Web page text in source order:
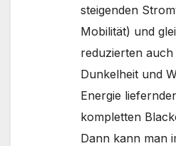
steigenden
Mobilität) und
reduzierten
Dunkelheit und
Energie
kompletten
Dann kann man